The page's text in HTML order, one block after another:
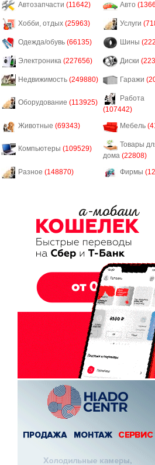
Автозапчасти (11642) Авто
Хобби, отдых (25963) Услуги
Одежда/обувь (66135) Шины
Электроника (227656) Диски
Недвижимость (249880) Гаражи
Оборудование (113925)
Работа
(107442)
Животные (69343) Мебель
Компьютеры (109529)
Товары
дома (22808)
Разное (148870) Фирмы